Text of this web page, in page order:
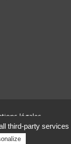
légales
third-party services